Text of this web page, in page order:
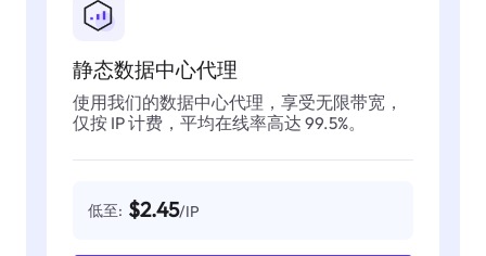
静态数据中心代理
使用我们的数据中心代理，享受无限带宽，
仅按 IP 计费，平均在线率高达 99.5%。
低至: $2.45/IP